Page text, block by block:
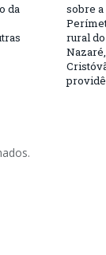
da
sobre
rural